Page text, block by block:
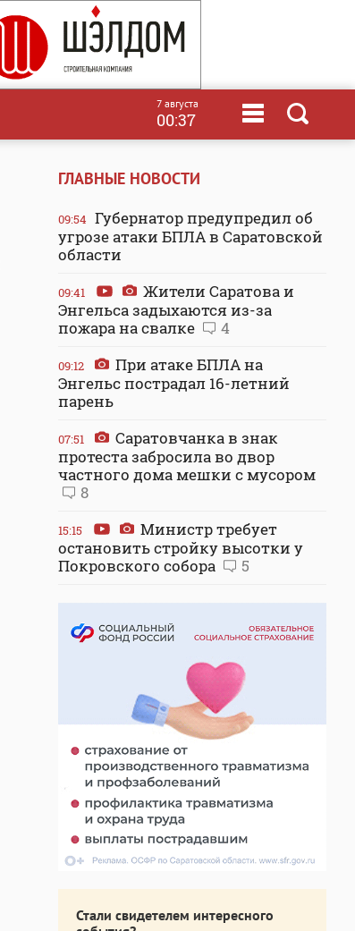
7 августа
00:37
ГЛАВНЫЕ НОВОСТИ
09:54 Губернатор предупредил об
угрозе атаки БПЛА в Саратовской
области
09:41
Жители Саратова и
Энгельса задыхаются из-за
пожара на свалке
4
09:12
При атаке БПЛА на
Энгельс пострадал 16-летний
парень
07:51
Саратовчанка в знак
протеста забросила во двор
частного дома мешки с мусором
8
15:15
Министр требует
остановить стройку высотки у
Покровского собора
5
Стали свидетелем интересного